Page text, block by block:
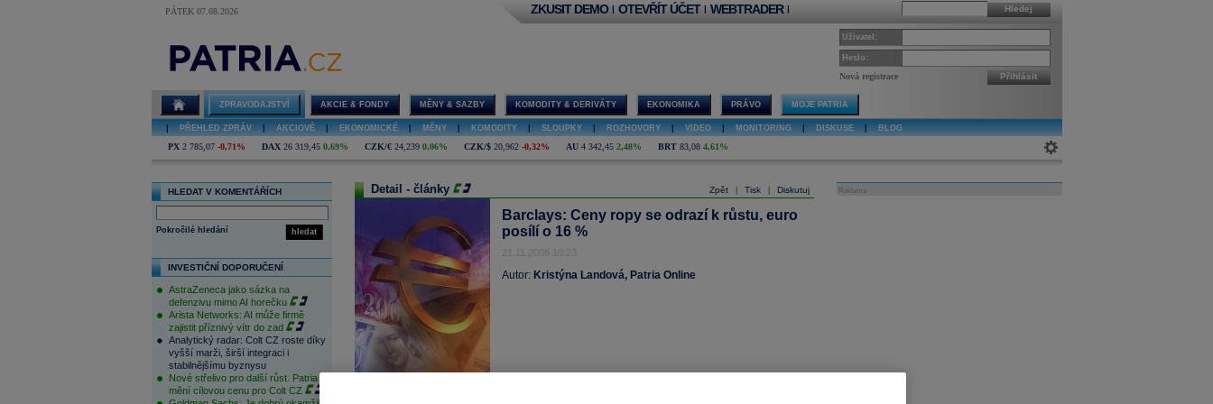
PÁTEK 07.08.2026 Hledej
ZKUSIT DEMO | OTEVŘÍT ÚČET | WEBTRADER |
Uživatel:
Heslo:
Nová registrace Přihlásit
ZPRAVODAJSTVÍ AKCIE & FONDY MĚNY & SAZBY KOMODITY & DERIVÁTY EKONOMIKA PRÁVO MOJE PATRIA
PŘEHLED ZPRÁV AKCIOVÉ EKONOMICKÉ MĚNY KOMODITY SLOUPKY ROZHOVORY VIDEO MONITORING DISKUSE BLOG
PX 2 785,07 -0,71% DAX 26 319,45 0,69% CZK/€ 24,239 0,06% CZK/$ 20,962 -0,32% AU 4 342,45 2,48% BRT 83,08 4,61%
HLEDAT V KOMENTÁŘÍCH
hledat
Pokročilé hledání
INVESTIČNÍ DOPORUČENÍ
AstraZeneca jako sázka na
defenzivu mimo AI horečku
Arista Networks: AI může firmě
zajistit příznivý vítr do zad
Analytický radar: Colt CZ roste díky
vyšší marži, širší integraci i
stabilnějšímu byznysu
Nové střelivo pro další růst. Patria
mění cílovou cenu pro Colt CZ
Zpět Tisk Diskutuj
Detail - články
Barclays: Ceny ropy se odrazí k růstu, euro
posílí o 16 %
21.11.2008 10:23
Autor: Kristýna Landová, Patria Online
Reklama